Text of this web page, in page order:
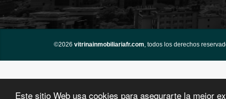
Este sitio Web usa cookies para asegurarte la mejor
©2026 vitrinainmobiliariafr.com, todos los derechos